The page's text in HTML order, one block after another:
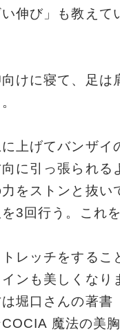
伸び」も教えて
向けに寝て、足は
に上げてバンザイ
に引っ張られる
をストンと抜い
3回行う。これ
レッチをするこ
ンも美しくなり
堀口さんの著書
魔法の美